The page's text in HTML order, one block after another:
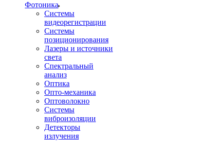
Фотоника
Cистемы
видеорегистрации
Системы
позиционирования
Лазеры и источники
света
Спектральный
анализ
Оптика
Опто-механика
Оптоволокно
Системы
виброизоляции
Детекторы
излучения